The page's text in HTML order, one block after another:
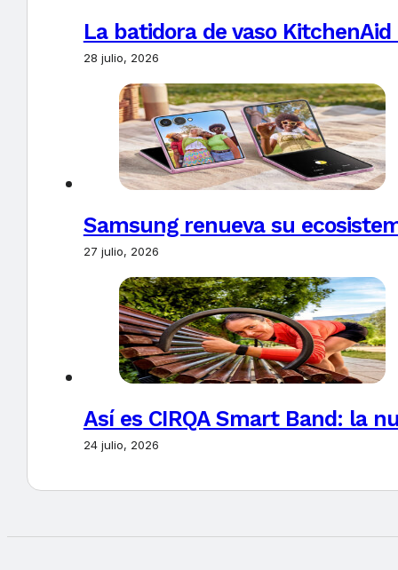
La batidora de vaso
28 julio, 2026
Samsung renueva su
27 julio, 2026
Así es CIRQA Smart Band: la
24 julio, 2026